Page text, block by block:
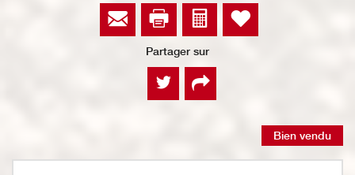
Partager sur
Bien vendu